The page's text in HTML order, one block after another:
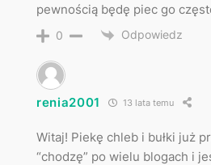
pewnością będę piec go
0 Odpowiedz
renia2001 13 lata temu
Witaj! Piekę chleb i bułki już
“chodzę” po wielu blogach i